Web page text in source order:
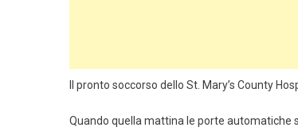
Il pronto soccorso dello St. Mary’s County
Quando quella mattina le porte automatiche